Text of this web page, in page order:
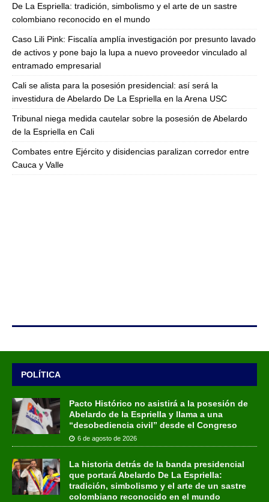
De La Espriella: tradición, simbolismo y el arte de un sastre
colombiano reconocido en el mundo
Caso Lili Pink: Fiscalía amplía investigación por presunto lavado
de activos y pone bajo la lupa a nuevo proveedor vinculado al
entramado empresarial
Cali se alista para la posesión presidencial: así será la
investidura de Abelardo De La Espriella en la Arena USC
Tribunal niega medida cautelar sobre la posesión de Abelardo
de la Espriella en Cali
Combates entre Ejército y disidencias paralizan corredor entre
Cauca y Valle
POLÍTICA
Pacto Histórico no asistirá a la posesión de
Abelardo de la Espriella y llama a una
“desobediencia civil” desde el Congreso
6 de agosto de 2026
La historia detrás de la banda presidencial
que portará Abelardo De La Espriella:
tradición, simbolismo y el arte de un sastre
colombiano reconocido en el mundo